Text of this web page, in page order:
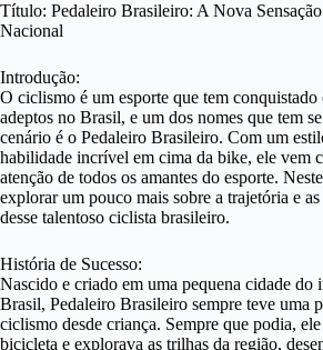
Título: Pedaleiro Brasileiro: A Nova
Nacional
Introdução:
O ciclismo é um esporte que tem conquistado
adeptos no Brasil, e um dos nomes que tem
cenário é o Pedaleiro Brasileiro. Com um
habilidade incrível em cima da bike, ele vem
atenção de todos os amantes do esporte.
explorar um pouco mais sobre a trajetória e
desse talentoso ciclista brasileiro.
História de Sucesso:
Nascido e criado em uma pequena cidade do
Brasil, Pedaleiro Brasileiro sempre teve uma
ciclismo desde criança. Sempre que podia, ele
bicicleta e explorava as trilhas da região,